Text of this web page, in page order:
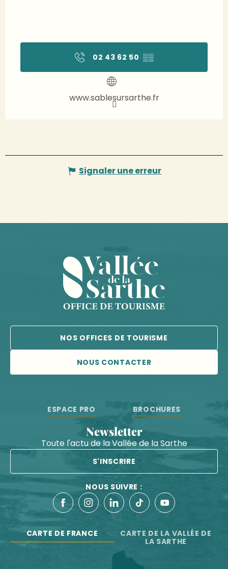
02 43 62 50▒▒
www.sablesursarthe.fr
Signaler une erreur
NOS OFFICES DE TOURISME
NOUS CONTACTER
ESPACE PRO BROCHURES
Newsletter
Toute l'actu de la Vallée de la Sarthe
S'INSCRIRE
NOUS SUIVRE :
CARTE DE FRANCE
CARTE DE LA VALLÉE DE
LA SARTHE